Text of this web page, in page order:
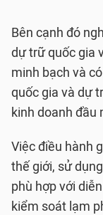
Bên cạnh đó
dự trữ quốc gia
minh bạch và
quốc gia và dự
kinh doanh đầu
Việc điều hành
thế giới, sử
phù hợp với
kiểm soát lạm